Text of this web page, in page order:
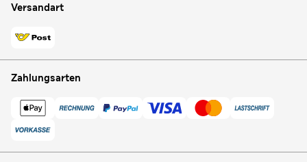
Versandart
Zahlungsarten